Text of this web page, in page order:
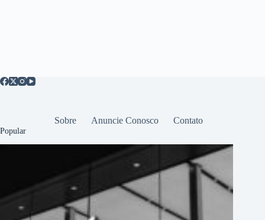
Sobre Anuncie Conosco Contato
Popular